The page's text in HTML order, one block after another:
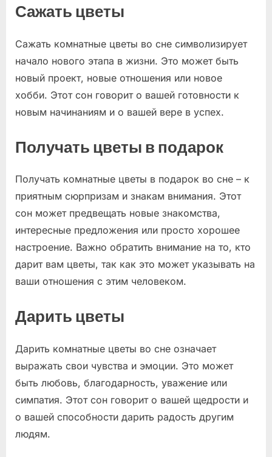
Сажать цветы
Сажать комнатные цветы во сне символизирует
начало нового этапа в жизни. Это может быть
новый проект, новые отношения или новое
хобби. Этот сон говорит о вашей готовности к
новым начинаниям и о вашей вере в успех.
Получать цветы в подарок
Получать комнатные цветы в подарок во сне – к
приятным сюрпризам и знакам внимания. Этот
сон может предвещать новые знакомства,
интересные предложения или просто хорошее
настроение. Важно обратить внимание на то, кто
дарит вам цветы, так как это может указывать на
ваши отношения с этим человеком.
Дарить цветы
Дарить комнатные цветы во сне означает
выражать свои чувства и эмоции. Это может
быть любовь, благодарность, уважение или
симпатия. Этот сон говорит о вашей щедрости и
о вашей способности дарить радость другим
людям.